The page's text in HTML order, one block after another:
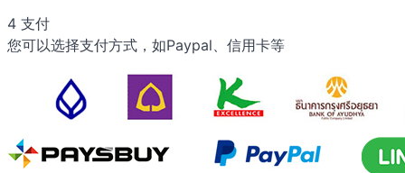
4 支付
您可以选择支付方式，如Paypal、信用卡等